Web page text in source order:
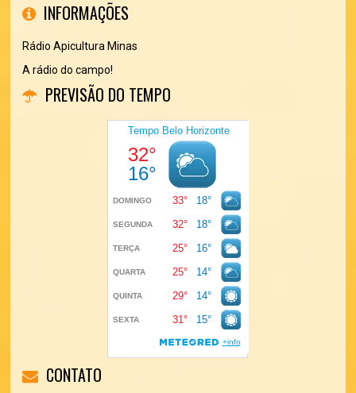
INFORMAÇÕES
Rádio Apicultura Minas
A rádio do campo!
PREVISÃO DO TEMPO
CONTATO